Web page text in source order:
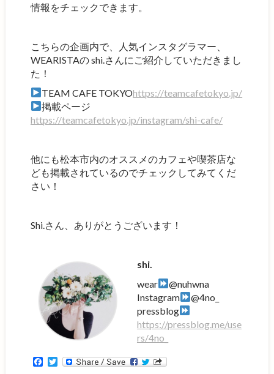
情報をチェックできます。
こちらの企画内で、人気インスタグラマー、
WEARISTAの shi.さんにご紹介していただきまし
た！
TEAM CAFE TOKYOhttps://teamcafetokyo.jp/
掲載ページ
https://teamcafetokyo.jp/instagram/shi-cafe/
他にも松本市内のオススメのカフェや喫茶店な
ども掲載されているのでチェックしてみてくだ
さい！
Shi.さん、ありがとうございます！
shi.
wear
@nuhwna
Instagram
@4no_
pressblog
https://pressblog.me/use
rs/4no_
F
T